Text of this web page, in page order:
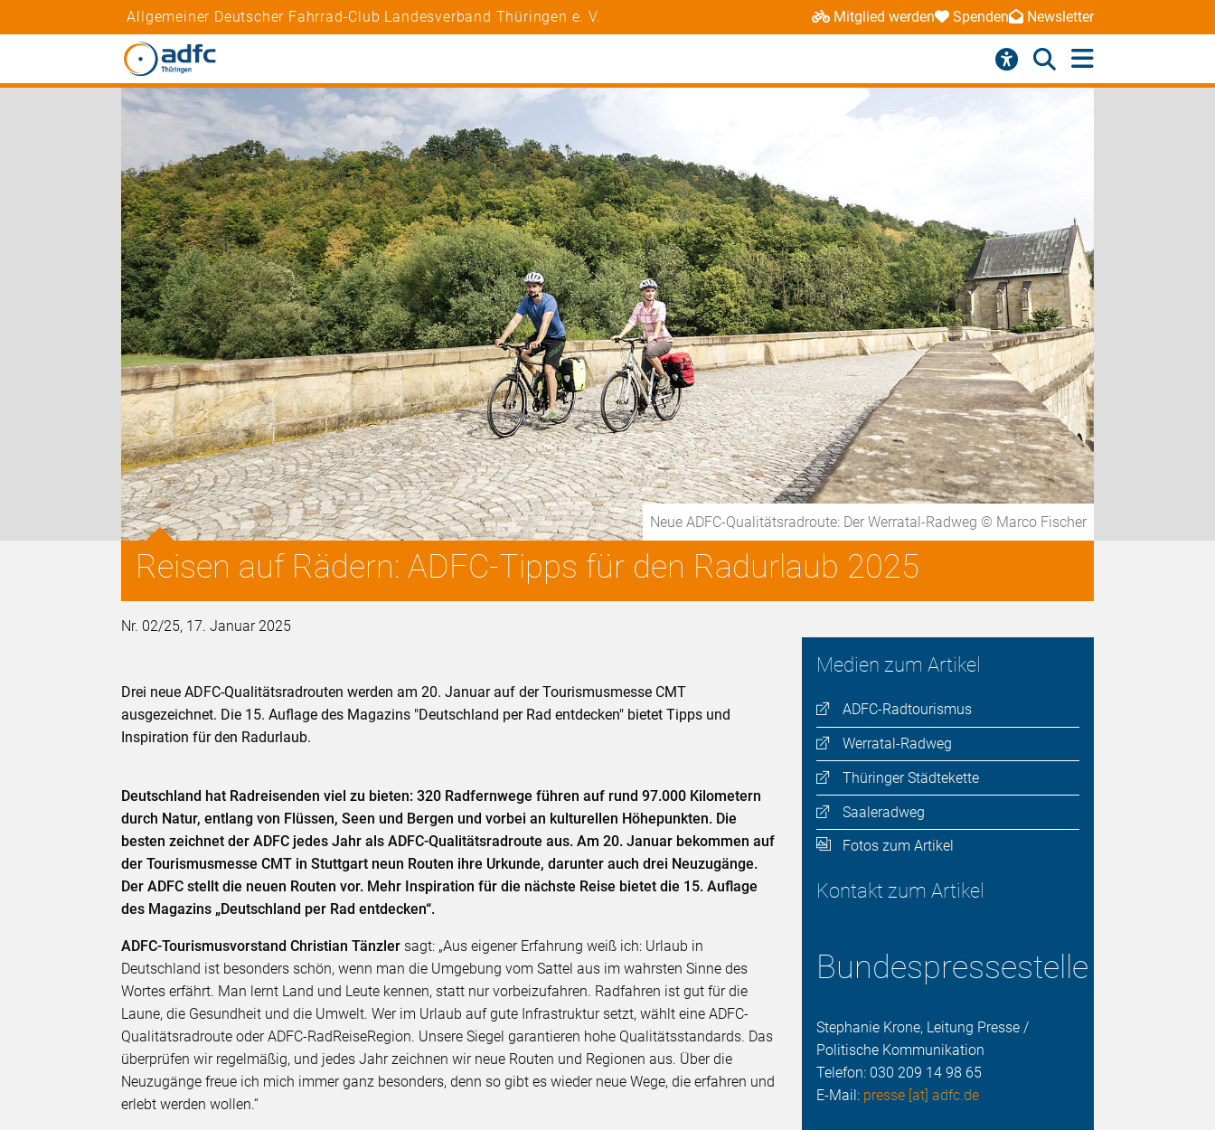
Allgemeiner Deutscher Fahrrad-Club Landesverband Thüringen e. V. Mitglied werden Spenden Newsletter
Neue ADFC-Qualitätsradroute: Der Werratal-Radweg © Marco Fischer
Reisen auf Rädern: ADFC-Tipps für den Radurlaub 2025
Nr. 02/25, 17. Januar 2025
Medien zum Artikel
ADFC-Radtourismus
Werratal-Radweg
Thüringer Städtekette
Saaleradweg
Fotos zum Artikel
Kontakt zum Artikel
Bundespressestelle
Stephanie Krone, Leitung Presse /
Politische Kommunikation
Telefon: 030 209 14 98 65
E-Mail: presse [at] adfc.de
Drei neue ADFC-Qualitätsradrouten werden am 20. Januar auf der Tourismusmesse CMT
ausgezeichnet. Die 15. Auflage des Magazins "Deutschland per Rad entdecken" bietet Tipps und
Inspiration für den Radurlaub.
Deutschland hat Radreisenden viel zu bieten: 320 Radfernwege führen auf rund 97.000 Kilometern
durch Natur, entlang von Flüssen, Seen und Bergen und vorbei an kulturellen Höhepunkten. Die
besten zeichnet der ADFC jedes Jahr als ADFC-Qualitätsradroute aus. Am 20. Januar bekommen auf
der Tourismusmesse CMT in Stuttgart neun Routen ihre Urkunde, darunter auch drei Neuzugänge.
Der ADFC stellt die neuen Routen vor. Mehr Inspiration für die nächste Reise bietet die 15. Auflage
des Magazins „Deutschland per Rad entdecken“.
ADFC-Tourismusvorstand Christian Tänzler sagt: „Aus eigener Erfahrung weiß ich: Urlaub in
Deutschland ist besonders schön, wenn man die Umgebung vom Sattel aus im wahrsten Sinne des
Wortes erfährt. Man lernt Land und Leute kennen, statt nur vorbeizufahren. Radfahren ist gut für die
Laune, die Gesundheit und die Umwelt. Wer im Urlaub auf gute Infrastruktur setzt, wählt eine ADFC-
Qualitätsradroute oder ADFC-RadReiseRegion. Unsere Siegel garantieren hohe Qualitätsstandards. Das
überprüfen wir regelmäßig, und jedes Jahr zeichnen wir neue Routen und Regionen aus. Über die
Neuzugänge freue ich mich immer ganz besonders, denn so gibt es wieder neue Wege, die erfahren und
erlebt werden wollen.“